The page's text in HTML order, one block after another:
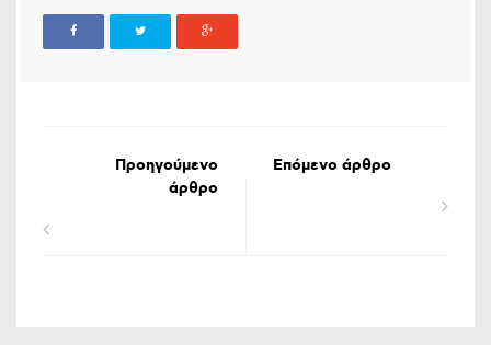
Προηγούμενο
άρθρο
Επόμενο άρθρο